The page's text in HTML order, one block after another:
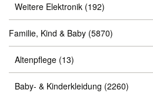
Weitere Elektronik (192)
Familie, Kind & Baby (5870)
Altenpflege (13)
Baby- & Kinderkleidung (2260)